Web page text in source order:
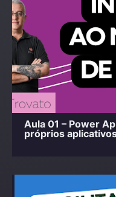
Aula 01 – Power
próprios